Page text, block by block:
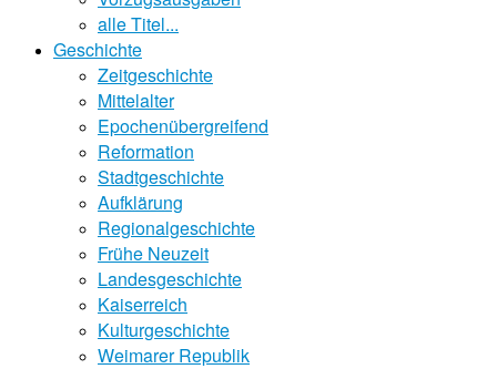
alle Titel...
Geschichte
Zeitgeschichte
Mittelalter
Epochenübergreifend
Reformation
Stadtgeschichte
Aufklärung
Regionalgeschichte
Frühe Neuzeit
Landesgeschichte
Kaiserreich
Kulturgeschichte
Weimarer Republik